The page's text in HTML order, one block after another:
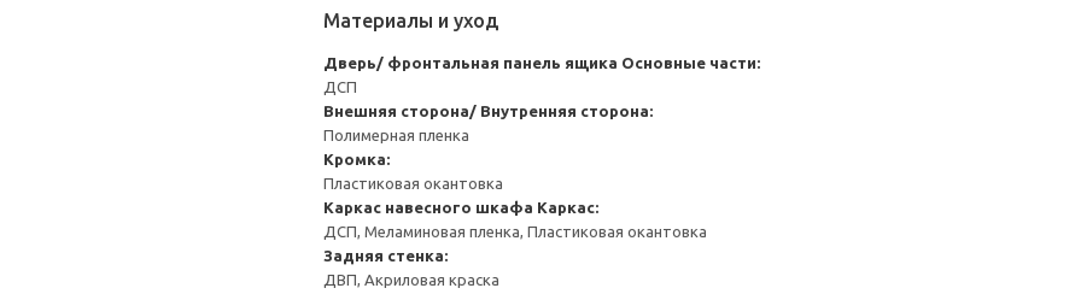
Материалы и уход
Дверь/ фронтальная панель ящика Основные части:
ДСП
Внешняя сторона/ Внутренняя сторона:
Полимерная пленка
Кромка:
Пластиковая окантовка
Каркас навесного шкафа Каркас:
ДСП, Меламиновая пленка, Пластиковая окантовка
Задняя стенка:
ДВП, Акриловая краска